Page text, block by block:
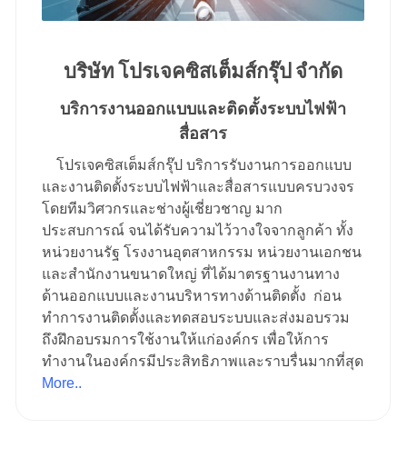
บริษัท โปรเจคซิสเต็มส์กรุ๊ป จำกัด
บริการงานออกแบบและติดตั้งระบบไฟฟ้า
สื่อสาร
โปรเจคซิสเต็มส์กรุ๊ป บริการรับงานการออกแบบ
และงานติดตั้งระบบไฟฟ้าและสื่อสารแบบครบวงจร
โดยทีมวิศวกรและช่างผู้เชี่ยวชาญ มาก
ประสบการณ์ จนได้รับความไว้วางใจจากลูกค้า ทั้ง
หน่วยงานรัฐ โรงงานอุตสาหกรรม หน่วยงานเอกชน
และสำนักงานขนาดใหญ่ ที่ได้มาตรฐานงานทาง
ด้านออกแบบและงานบริหารทางด้านติดตั้ง ก่อน
ทำการงานติดตั้งและทดสอบระบบและส่งมอบรวม
ถึงฝึกอบรมการใช้งานให้แก่องค์กร เพื่อให้การ
ทำงานในองค์กรมีประสิทธิภาพและราบรื่นมากที่สุด
More..